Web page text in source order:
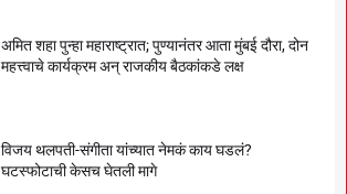
अमित शहा पुन्हा महाराष्ट्रात; पुण्यानंतर आता मुंबई दौरा, दोन
महत्त्वाचे कार्यक्रम अन् राजकीय बैठकांकडे लक्ष
विजय थलपती-संगीता यांच्यात नेमकं काय घडलं?
घटस्फोटाची केसच घेतली मागे